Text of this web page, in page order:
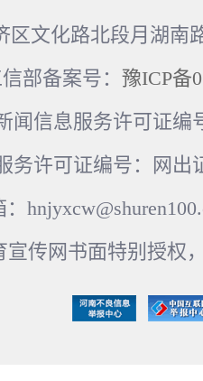
区文化路北段月湖南
部备案号： 豫ICP备
闻信息服务许可证编
务许可证编号：网出
宣传网书面特别授权